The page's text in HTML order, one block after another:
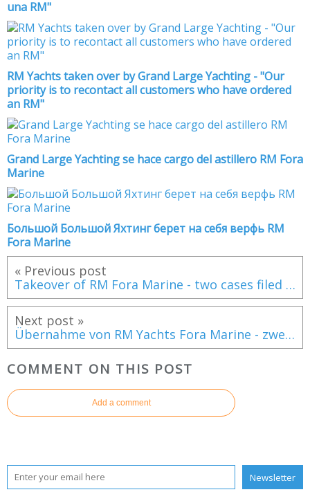
una RM"
RM Yachts taken over by Grand Large Yachting - "Our
priority is to recontact all customers who have ordered
an RM"
Grand Large Yachting se hace cargo del astillero RM Fora
Marine
Большой Большой Яхтинг берет на себя верфь RM
Fora Marine
« Previous post
Takeover of RM Fora Marine - two cases filed in court, for what future?
Next post »
Übernahme von RM Yachts Fora Marine - zwei Verfahren vor Gericht, für welche Zukunft?
COMMENT ON THIS POST
Add a comment